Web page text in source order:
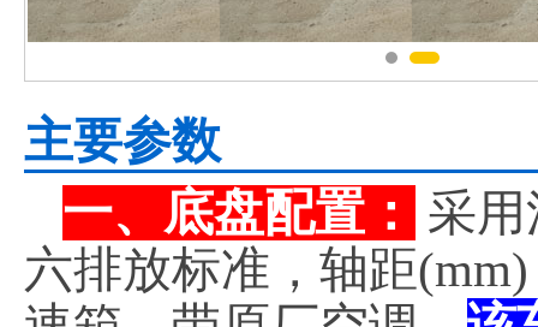
主要参数
一、底盘配置：
采
六排放标准，轴距